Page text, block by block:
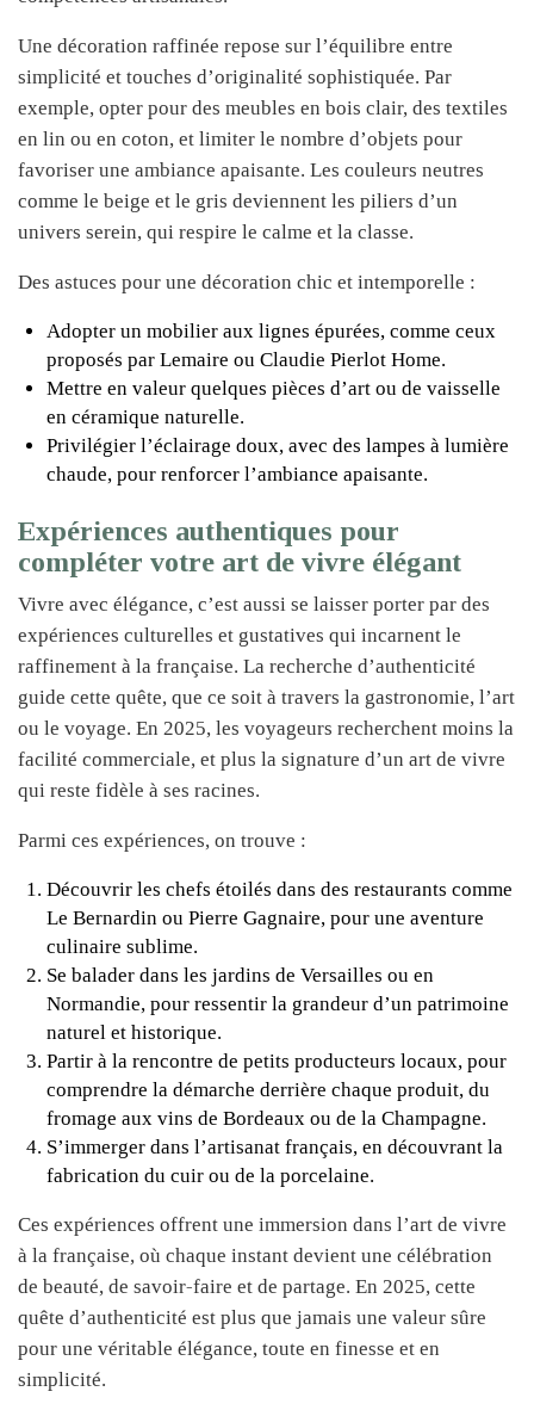
Une décoration raffinée repose sur l’équilibre entre
simplicité et touches d’originalité sophistiquée. Par
exemple, opter pour des meubles en bois clair, des textiles
en lin ou en coton, et limiter le nombre d’objets pour
favoriser une ambiance apaisante. Les couleurs neutres
comme le beige et le gris deviennent les piliers d’un
univers serein, qui respire le calme et la classe.
Des astuces pour une décoration chic et intemporelle :
Adopter un mobilier aux lignes épurées, comme ceux
proposés par Lemaire ou Claudie Pierlot Home.
Mettre en valeur quelques pièces d’art ou de vaisselle
en céramique naturelle.
Privilégier l’éclairage doux, avec des lampes à lumière
chaude, pour renforcer l’ambiance apaisante.
Expériences authentiques pour
compléter votre art de vivre élégant
Vivre avec élégance, c’est aussi se laisser porter par des
expériences culturelles et gustatives qui incarnent le
raffinement à la française. La recherche d’authenticité
guide cette quête, que ce soit à travers la gastronomie, l’art
ou le voyage. En 2025, les voyageurs recherchent moins la
facilité commerciale, et plus la signature d’un art de vivre
qui reste fidèle à ses racines.
Parmi ces expériences, on trouve :
Découvrir les chefs étoilés dans des restaurants comme
Le Bernardin ou Pierre Gagnaire, pour une aventure
culinaire sublime.
Se balader dans les jardins de Versailles ou en
Normandie, pour ressentir la grandeur d’un patrimoine
naturel et historique.
Partir à la rencontre de petits producteurs locaux, pour
comprendre la démarche derrière chaque produit, du
fromage aux vins de Bordeaux ou de la Champagne.
S’immerger dans l’artisanat français, en découvrant la
fabrication du cuir ou de la porcelaine.
Ces expériences offrent une immersion dans l’art de vivre
à la française, où chaque instant devient une célébration
de beauté, de savoir-faire et de partage. En 2025, cette
quête d’authenticité est plus que jamais une valeur sûre
pour une véritable élégance, toute en finesse et en
simplicité.